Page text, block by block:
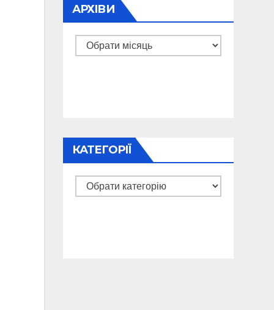
АРХІВИ
Архіви
КАТЕГОРІЇ
Категорії